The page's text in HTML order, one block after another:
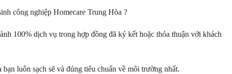
công nghiệp Homecare Trung Hòa ?
100% dịch vụ trong hợp đồng đã ký kết hoặc thỏa thuận với khách
luôn sạch sẽ và đúng tiêu chuẩn về môi trường nhất.